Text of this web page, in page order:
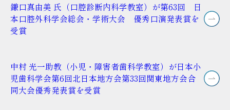
鎌口真由美 氏（口腔診断内科学教室）が第63回 日
本口腔外科学会総会・学術大会 優秀口演発表賞を
受賞
中村 光一助教（小児・障害者歯科学教室）が日本小
児歯科学会第6回北日本地方会第33回関東地方会合
同大会優秀発表賞を受賞